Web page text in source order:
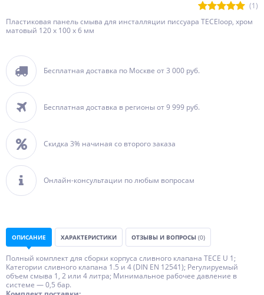
(1)
Пластиковая панель смыва для инсталляции писсуара TECEloop, хром
матовый 120 x 100 x 6 мм
Бесплатная доставка по Москве от 3 000 руб.
Бесплатная доставка в регионы от 9 999 руб.
Скидка 3% начиная со второго заказа
Онлайн-консультации по любым вопросам
ОПИСАНИЕ ХАРАКТЕРИСТИКИ ОТЗЫВЫ И ВОПРОСЫ (0)
Полный комплект для сборки корпуса сливного клапана TECE U 1;
Категории сливного клапана 1.5 и 4 (DIN EN 12541); Регулируемый
объем смыва 1, 2 или 4 литра; Минимальное рабочее давление в
системе — 0,5 бар.